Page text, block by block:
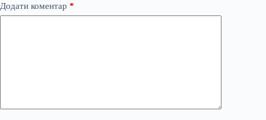
Додати коментар *